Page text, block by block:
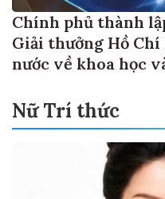
Chính phủ thành
Giải thưởng Hồ
nước về khoa học
Nữ Trí thức